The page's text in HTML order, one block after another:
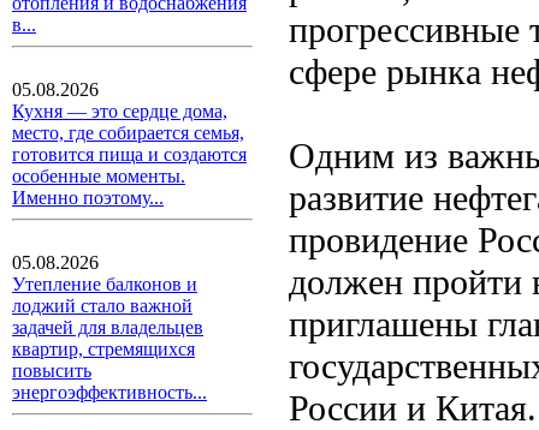
в...
05.08.2026
Кухня — это сердце дома,
место, где собирается семья,
готовится пища и создаются
особенные моменты.
Именно поэтому...
05.08.2026
Утепление балконов и
лоджий стало важной
задачей для владельцев
квартир, стремящихся
повысить
энергоэффективность...
прогрессивные
сфере рынка
Одним из
развитие
провидение
должен пройти
приглашены
России и Китая.